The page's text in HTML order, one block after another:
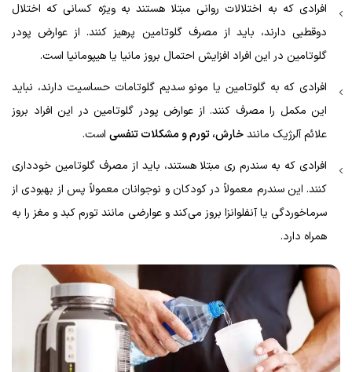
افرادی که به اختلالات روانی مبتلا هستند به ویژه کسانی که اختلال
دوقطبی دارند، باید از مصرف گلوتامین پرهیز کنند. از عوارض پودر
گلوتامین در این افراد افزایش احتمال بروز مانیا یا هیپومانیا است.
افرادی که به گلوتامین یا مونو سدیم گلوتامات حساسیت دارند، نباید
این مکمل را مصرف کنند. از عوارض پودر گلوتامین در این افراد بروز
علائم آلرژیک مانندخارش، تورم و مشکلات تنفسی است.
افرادی که به سندرم ری مبتلا هستند، باید از مصرف گلوتامین خودداری
کنند. این سندرم معمولاً در کودکان و نوجوانان معمولاً پس از بهبودی از
سرماخوردگی یا آنفلوانزا بروز می‌کند و عوارضی مانند تورم کبد و مغز را به
همراه دارد.